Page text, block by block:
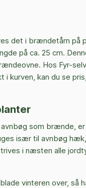
det i brændetårn på
på ca. 25 cm.
Hos Fyr-
kurven, kan du se
som brænde,
især til avnbøg
i næsten alle
vinteren over, så